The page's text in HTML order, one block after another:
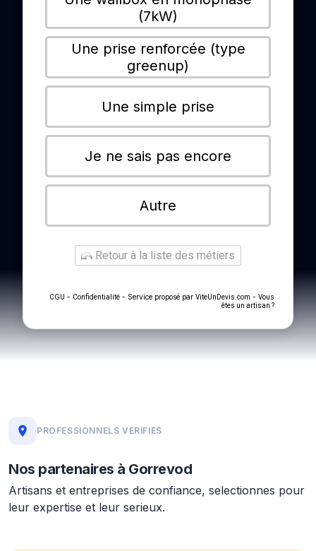
(7kW)
Une prise renforcée (type
greenup)
Une simple prise
Je ne sais pas encore
Autre
Retour à la liste des métiers
CGU - Confidentialité - Service proposé par ViteUnDevis.com - Vous
êtes un artisan ?
PROFESSIONNELS VERIFIES
Nos partenaires à Gorrevod
Artisans et entreprises de confiance, selectionnes pour
leur expertise et leur serieux.